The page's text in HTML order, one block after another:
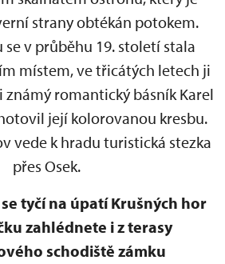
strany obtékán potokem.
v průběhu 19. století stala
místem, ve třicátých letech ji
romantický básník Karel
její kolorovanou kresbu.
vede k hradu turistická stezka
přes Osek.
tyčí na úpatí Krušných hor
zahlédnete i z terasy
schodiště zámku